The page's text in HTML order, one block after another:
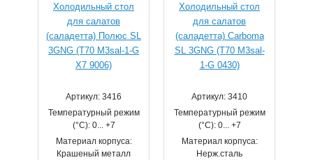
Холодильный стол
для салатов
(саладетта) Полюс SL
3GNG (T70 M3sal-1-G
X7 9006)
Артикул: 3416
Температурный режим
(°С): 0... +7
Материал корпуса:
Крашеный металл
Холодильный стол
для салатов
(саладетта) Сarboma
SL 3GNG (T70 M3sal-
1-G 0430)
Артикул: 3410
Температурный режим
(°С): 0... +7
Материал корпуса:
Нерж.сталь